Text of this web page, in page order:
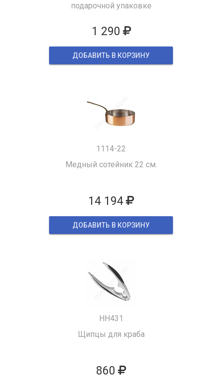
подарочной упаковке
1 290
ДОБАВИТЬ В КОРЗИНУ
1114-22
Медный сотейник 22 см.
14 194
ДОБАВИТЬ В КОРЗИНУ
HH431
Щипцы для краба
860